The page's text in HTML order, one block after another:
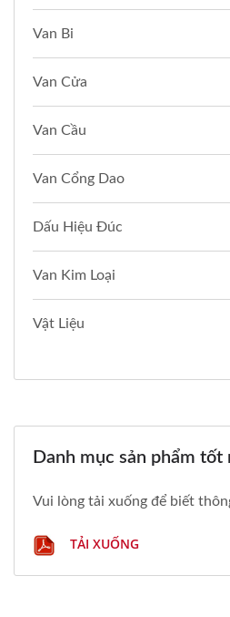
Van Bi
Van Cửa
Van Cầu
Van Cổng Dao
Dấu Hiệu Đúc
Van Kim Loại
Vật Liệu
Danh mục sản phẩm tốt
Vui lòng tải xuống để biết
TẢI XUỐNG